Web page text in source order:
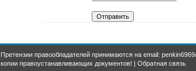
Претензии правообладателей принимаются на email:
копии правоустанавливающих документов! | Обратная связь